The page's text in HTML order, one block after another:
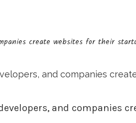
create websites for their
and companies
and companies